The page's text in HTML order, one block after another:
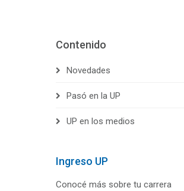
Contenido
Novedades
Pasó en la UP
UP en los medios
Ingreso UP
Conocé más sobre tu carrera